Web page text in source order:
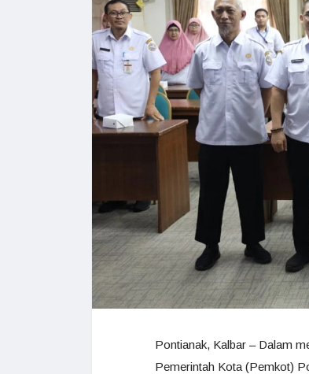
Pontianak, Kalbar – Dalam
Pemerintah Kota (Pemkot)